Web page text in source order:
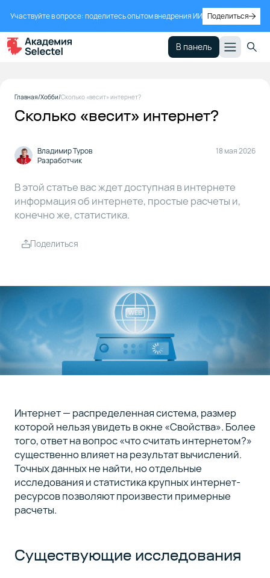
Участвуйте в опросе: поделитесь опытом внедрения ИИ Поделиться
В панель
1
исследования
информации
в интернете
3
Интернет
в ДНК и
а не
Масса
инфраструктуры
Главная Хобби Сколько «весит» интернет?
Сколько «весит» интернет?
Владимир Туров
Разработчик
18 мая 2026
Поделиться
В этой статье вас ждет доступная в интернете
информация об интернете, простые расчеты и,
конечно же, статистика.
Интернет — распределенная система, размер
которой нельзя увидеть в окне «Свойства». Более
того, ответ на вопрос «что считать интернетом?»
существенно влияет на результат вычислений.
Точных данных не найти, но отдельные
исследования и статистика крупных интернет-
ресурсов позволяют произвести примерные
расчеты.
Существующие исследования